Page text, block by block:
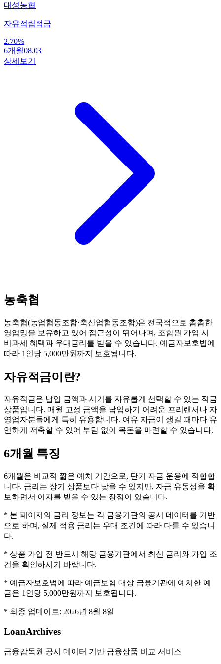
대성농협
자유적립적금
2.70%
6개월08.03
상세보기
농축협
농축협(농업협동조합·축산업협동조합)은 전국적으로 촘촘한
영업망을 보유하고 있어 접근성이 뛰어나며, 조합원 가입 시
비과세 혜택과 우대금리를 받을 수 있습니다. 예금자보호법에
따라 1인당 5,000만원까지 보호됩니다.
자유적금이란?
자유적금은 납입 금액과 시기를 자유롭게 선택할 수 있는 적금
상품입니다. 매월 고정 금액을 납입하기 어려운 프리랜서나 자
영업자분들에게 특히 유용합니다. 여유 자금이 생길 때마다 유
연하게 저축할 수 있어 부담 없이 목돈을 마련할 수 있습니다.
6개월 특징
6개월은 비교적 짧은 예치 기간으로, 단기 자금 운용에 적합합
니다. 금리는 장기 상품보다 낮을 수 있지만, 자금 유동성을 확
보하면서 이자를 받을 수 있는 장점이 있습니다.
* 본 페이지의 금리 정보는 각 금융기관의 공시 데이터를 기반
으로 하며, 실제 적용 금리는 우대 조건에 따라 다를 수 있습니
다.
* 상품 가입 전 반드시 해당 금융기관에서 최신 금리와 가입 조
건을 확인하시기 바랍니다.
* 예금자보호법에 따라 예금보험 대상 금융기관에 예치한 예
금은 1인당 5,000만원까지 보호됩니다.
* 최종 업데이트: 2026년 8월 8일
LoanArchives
금융감독원 공시 데이터 기반 금융상품 비교 서비스